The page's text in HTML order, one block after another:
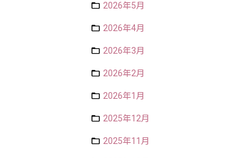
2026年5月
2026年4月
2026年3月
2026年2月
2026年1月
2025年12月
2025年11月